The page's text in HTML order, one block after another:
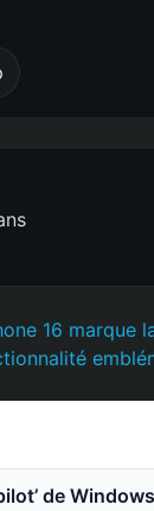
16 marque
de Windows